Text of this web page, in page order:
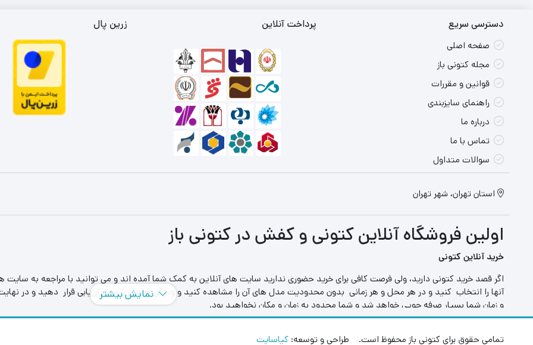
دسترسی سریع
صفحه اصلی
مجله کتونی باز
قوانین و مقررات
راهنمای سایزبندی
درباره ما
تماس با ما
سوالات متداول
پرداخت آنلاین زرین پال
استان تهران، شهر تهران
اولین فروشگاه آنلاین کتونی و کفش در کتونی باز
خرید آنلاین کتونی
اگر قصد خرید کتونی دارید، ولی فرصت کافی برای خرید حضوری ندارید سایت های آنلاین به کمک شما آمده اند و می توانید با مراجعه به سایت
آنها را انتخاب کنید و در هر محل و هر زمانی بدون محدودیت مدل های آن را مشاهده کنید و ویژگی هایش را مورد ارزیابی قرار دهید و در
و زمان شما بسیار صرفه جویی خواهد شد و شما محدود به زمان و مکان نخواهید بود.
نمایش بیشتر
تمامی حقوق برای کتونی باز محفوظ است. طراحی و توسعه: کیاسایت